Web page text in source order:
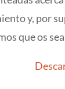
y, por
que os